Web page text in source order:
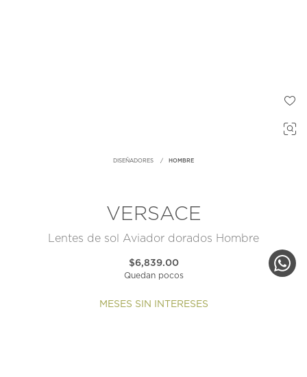
DISEÑADORES HOMBRE
VERSACE
Lentes de sol Aviador dorados Hombre
$6,839.00
Quedan pocos
MESES SIN INTERESES